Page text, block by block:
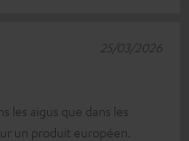
les aigus que dans les
un produit européen.
25/03/2026